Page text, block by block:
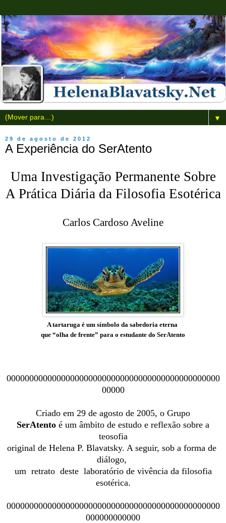
▼
29 de agosto de 2012
A Experiência do SerAtento
Uma Investigação Permanente Sobre
A Prática Diária da Filosofia Esotérica
Carlos Cardoso Aveline
A tartaruga é um símbolo da sabedoria eterna
que “olha de frente” para o estudante do SerAtento
00000000000000000000000000000000000000000000000
00000
Criado em 29 de agosto de 2005, o Grupo
SerAtento é um âmbito de estudo e reflexão sobre a
teosofia
original de Helena P. Blavatsky. A seguir, sob a forma de
diálogo,
um retrato deste laboratório de vivência da filosofia
esotérica.
00000000000000000000000000000000000000000000000
000000000000